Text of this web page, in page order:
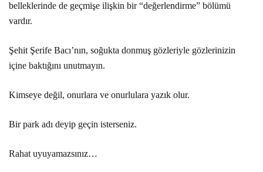
belleklerinde de geçmişe ilişkin bir “değerlendirme” bölümü
vardır.
Şehit Şerife Bacı’nın, soğukta donmuş gözleriyle gözlerinizin
içine baktığını unutmayın.
Kimseye değil, onurlara ve onurlulara yazık olur.
Bir park adı deyip geçin isterseniz.
Rahat uyuyamazsınız…